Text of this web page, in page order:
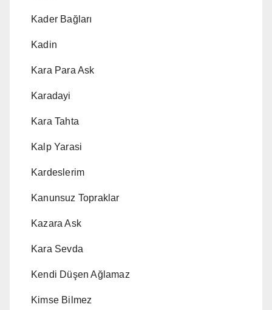
Kader Bağları
Kadin
Kara Para Ask
Karadayi
Kara Tahta
Kalp Yarasi
Kardeslerim
Kanunsuz Topraklar
Kazara Ask
Kara Sevda
Kendi Düşen Ağlamaz
Kimse Bilmez